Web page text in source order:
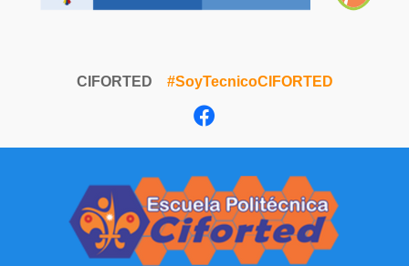
CIFORTED #SoyTecnicoCIFORTED